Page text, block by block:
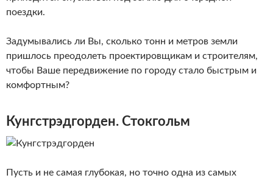
поездки.
Задумывались ли Вы, сколько тонн и метров земли
пришлось преодолеть проектировщикам и строителям,
чтобы Ваше передвижение по городу стало быстрым и
комфортным?
Кунгстрэдгорден. Стокгольм
Пусть и не самая глубокая, но точно одна из самых